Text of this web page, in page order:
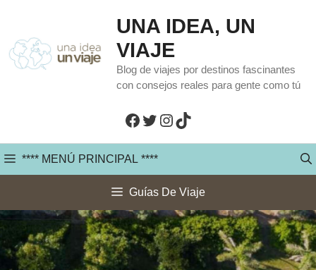
contenido
UNA IDEA, UN
VIAJE
Blog de viajes por destinos fascinantes
con consejos reales para gente como tú
Facebook
Twitter
Instagram
TikTok
**** MENÚ PRINCIPAL ****
Guías De Viaje